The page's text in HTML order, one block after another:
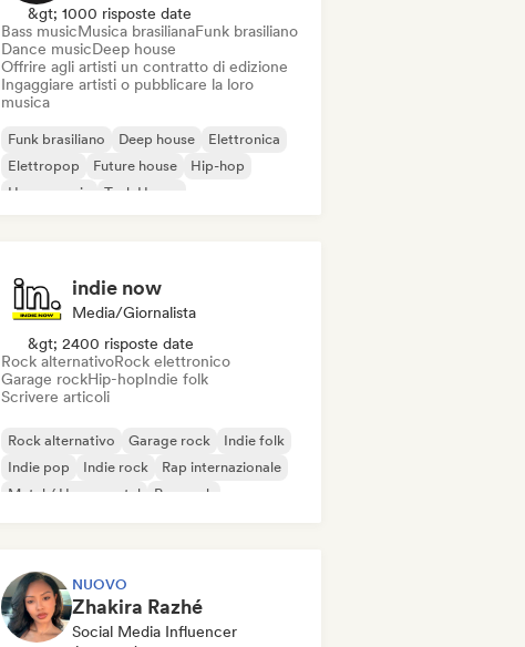
&gt; 1000 risposte date
Bass musicMusica brasilianaFunk brasiliano
Dance musicDeep house
Offrire agli artisti un contratto di edizione
Ingaggiare artisti o pubblicare la loro
musica
Funk brasiliano Deep house
Elettronica
Elettropop
Future house
Hip-hop
House music
Tech House
indie now
Media/Giornalista
&gt; 2400 risposte date
Rock alternativoRock elettronico
Garage rockHip-hopIndie folk
Scrivere articoli
Rock alternativo Garage rock
Indie folk
Indie pop
Indie rock
Rap internazionale
Metal / Heavy metal
Pop rock
NUOVO
Zhakira Razhé
Social Media Influencer